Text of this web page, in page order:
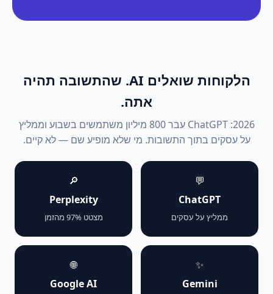
הלקוחות שואלים AI. שהתשובה תהיה
אתה.
2026: ChatGPT עבר 800 מיליון משתמשים בשבוע וממליץ
על עסקים בתוך התשובות. מי שלא מופיע שם — לא קיים.
💬
ChatGPT
ממליץ על עסקים
🔎
Perplexity
מצטט 97% מהזמן
✨
Gemini
🌐
Google AI